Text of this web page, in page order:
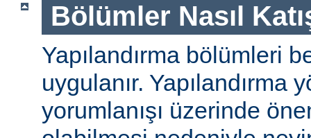
Bölümler Nasıl
Yapılandırma bölümleri
uygulanır. Yapılandırma
yorumlanışı üzerinde